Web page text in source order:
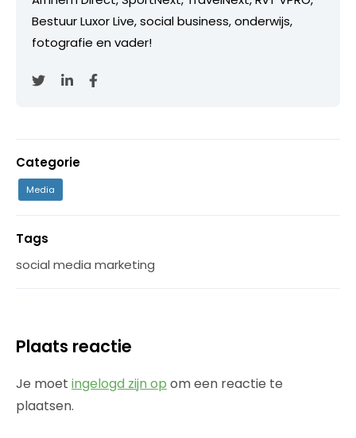
Bestuur Luxor Live, social business, onderwijs,
fotografie en vader!
Categorie
Media
Tags
social media marketing
Plaats reactie
Je moet ingelogd zijn op om een reactie te
plaatsen.